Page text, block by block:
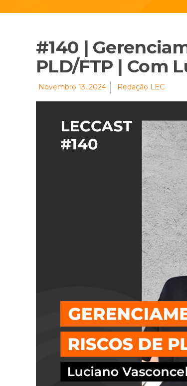
#140 |
PLD/FTP | Com
Novembro 13, 2024 Redação LEC